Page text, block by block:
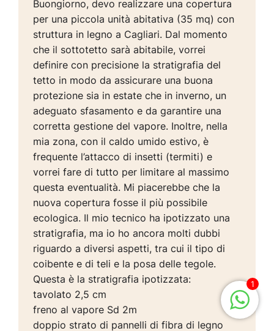
Buongiorno, devo realizzare una copertura
per una piccola unità abitativa (35 mq) con
struttura in legno a Cagliari. Dal momento
che il sottotetto sarà abitabile, vorrei
definire con precisione la stratigrafia del
tetto in modo da assicurare una buona
protezione sia in estate che in inverno, un
adeguato sfasamento e da garantire una
corretta gestione del vapore. Inoltre, nella
mia zona, con il caldo umido estivo, è
frequente l’attacco di insetti (termiti) e
vorrei fare di tutto per limitare al massimo
questa eventualità. Mi piacerebbe che la
nuova copertura fosse il più possibile
ecologica. Il mio tecnico ha ipotizzato una
stratigrafia, ma io ho ancora molti dubbi
riguardo a diversi aspetti, tra cui il tipo di
coibente e di teli e la posa delle tegole.
Questa è la stratigrafia ipotizzata:
tavolato 2,5 cm
freno al vapore Sd 2m
doppio strato di pannelli di fibra di legno
1